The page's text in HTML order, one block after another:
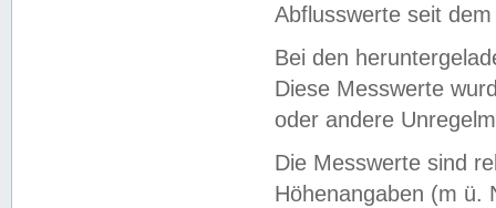
Abflusswerte seit
Bei den
Diese Messwerte
oder andere
Die Messwerte sind
Höhenangaben (m ü.